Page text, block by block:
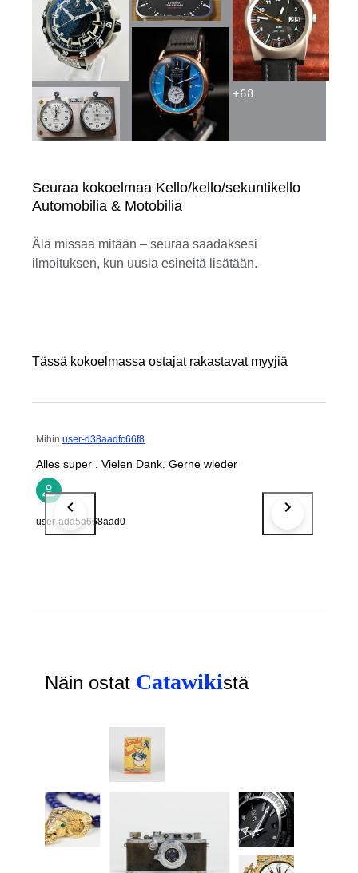
Seuraa kokoelmaa Kello/kello/sekuntikello
Automobilia & Motobilia
Älä missaa mitään – seuraa saadaksesi
ilmoituksen, kun uusia esineitä lisätään.
+68
Tässä kokoelmassa ostajat rakastavat myyjiä
Mihin user-d38aadfc66f8
Alles super . Vielen Dank. Gerne wieder
user-ada5a668aad0
Näin ostat Catawikistä